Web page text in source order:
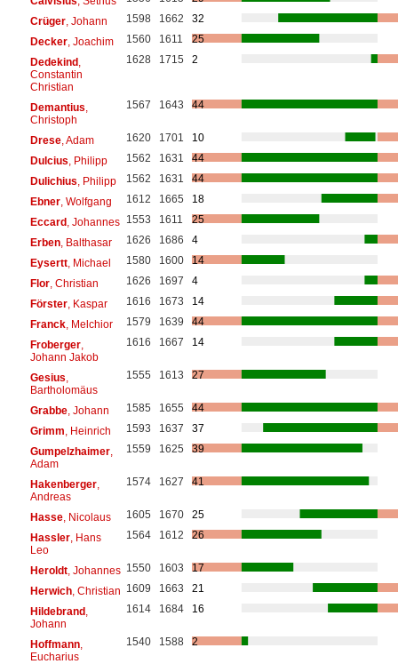
Crüger, Johann 1598 1662
32
Decker, Joachim 1560 1611
25
Dedekind,
Constantin
Christian
1628 1715 2
Demantius
Christoph
1567 1643 44
Drese, Adam 1620 1701
10
Dulcius , Philipp 1562 1631
44
Dulichius , Philipp 1562 1631
44
Ebner, Wolfgang 1612 1665
18
Eccard, Johannes 1553 1611
25
Erben, Balthasar 1626 1686
4
Eysertt, Michael 1580 1600
14
Flor, Christian 1626 1697
4
Förster, Kaspar 1616 1673
14
Franck, Melchior 1579 1639
44
Froberger,
Johann Jakob
1616 1667 14
Gesius
Bartholomäus
1555 1613 27
Grabbe, Johann 1585 1655
44
Grimm , Heinrich 1593 1637
37
Gumpelzhaimer,
Adam
1559 1625 39
Hakenberger,
Andreas
1574 1627 41
Hasse, Nicolaus 1605 1670
25
Hassler, Hans
Leo
1564 1612 26
Heroldt, Johannes 1550 1603
17
Herwich, Christian 1609 1663
21
Hildebrand,
Johann
1614 1684 16
Hoffmann,
Eucharius
1540 1588 2